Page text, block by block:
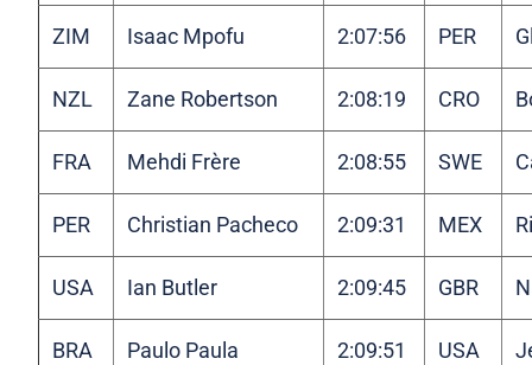
ZIM Isaac Mpofu 2:07:56 PER
NZL Zane Robertson 2:08:19 CRO
FRA Mehdi Frère 2:08:55 SWE
PER Christian Pacheco 2:09:31 MEX
USA Ian Butler 2:09:45 GBR
BRA Paulo Paula 2:09:51 USA